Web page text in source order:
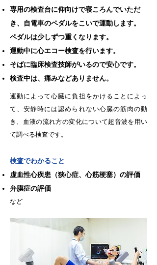
専用の検査台に仰向けで寝ころんでいただ
き、自電車のペダルをこいで運動します。
ペダルは少しずつ重くなります。
運動中に心エコー検査を行います。
そばに臨床検査技師がいるので安心です。
検査中は、痛みなどありません。
運動によって心臓に負担をかけることによっ
て、安静時には認められない心臓の筋肉の動
き、血液の流れ方の変化について超音波を用い
て調べる検査です。
検査でわかること
虚血性心疾患（狭心症、心筋梗塞）の評価
弁膜症の評価
など